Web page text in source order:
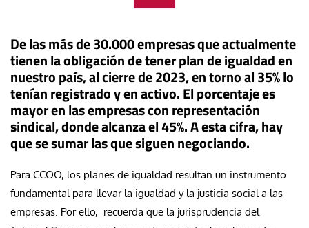
De las más de 30.000 empresas que actualmente
tienen la obligación de tener plan de igualdad en
nuestro país, al cierre de 2023, en torno al 35% lo
tenían registrado y en activo. El porcentaje es
mayor en las empresas con representación
sindical, donde alcanza el 45%. A esta cifra, hay
que se sumar las que siguen negociando.
Para CCOO, los planes de igualdad resultan un instrumento
fundamental para llevar la igualdad y la justicia social a las
empresas. Por ello, recuerda que la jurisprudencia del